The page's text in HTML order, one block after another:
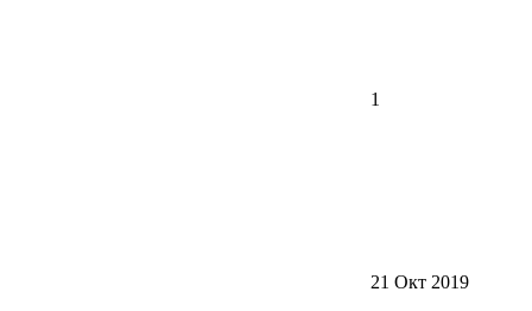
1
21 Окт 2019